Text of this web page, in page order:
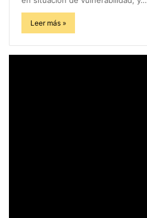
Leer más »